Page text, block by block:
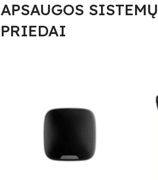
APSAUGOS SISTEMŲ
PRIEDAI